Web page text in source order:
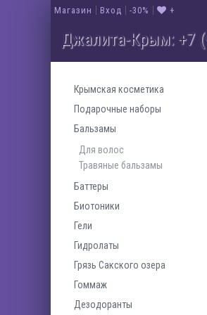
Магазин Вход -30% +
Джалита-Крым: +7
Существует около 30
полный комплекс
Крымская косметика
Подарочные наборы
Бальзамы
Для волос
Травяные бальзамы
Баттеры
Биотоники
Гели
Гидролаты
Грязь Сакского озера
Гоммаж
Дезодоранты